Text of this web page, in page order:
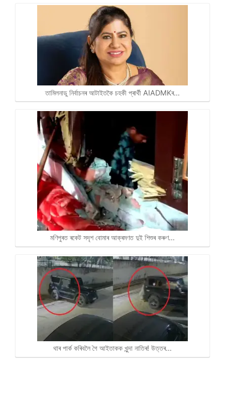
তামিলনাডু নিৰ্বাচনৰ আটাইতকৈ চহকী প্ৰাৰ্থী AIADMKৰ…
মণিপুৰত ৰকেট সদৃশ বোমাৰ আক্ৰমণত দুই শিশুৰ কৰুণ…
থাৰ পাৰ্ক কৰিবলৈ গৈ আইতাকক খুন্দা নাতিৰ! উত্তৰ…